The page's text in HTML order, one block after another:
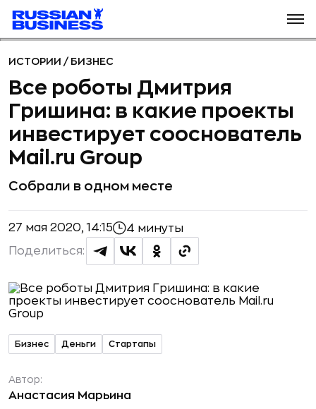
ИСТОРИИ / БИЗНЕС
Все роботы Дмитрия
Гришина: в какие проекты
инвестирует сооснователь
Mail.ru Group
Собрали в одном месте
27 мая 2020, 14:15 4 минуты
Поделиться:
Бизнес Деньги Стартапы
Автор:
Анастасия Марьина